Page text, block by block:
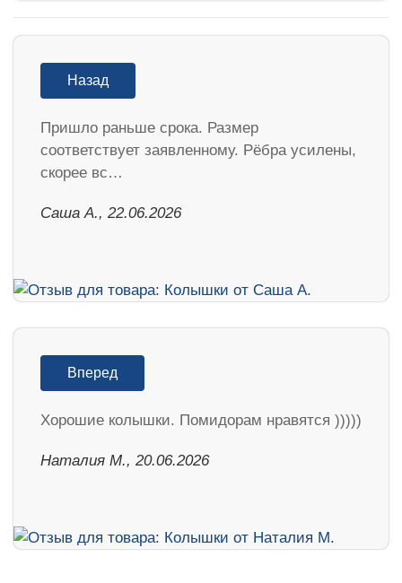
Назад
Пришло раньше срока. Размер
соответствует заявленному. Рёбра усилены,
скорее вс…
Саша А., 22.06.2026
Вперед
Хорошие колышки. Помидорам нравятся )))))
Наталия М., 20.06.2026